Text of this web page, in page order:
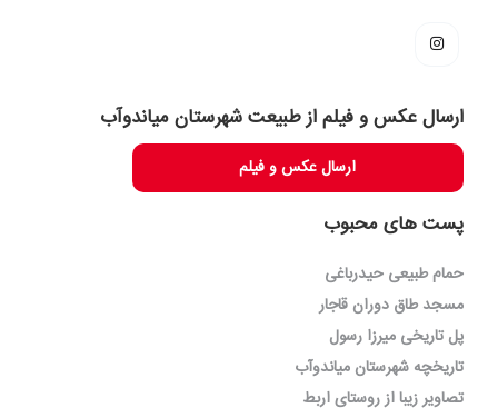
ارسال عکس و فیلم از طبیعت شهرستان میاندوآب
ارسال عکس و فیلم
پست های محبوب
حمام طبیعی حیدرباغی
مسجد طاق دوران قاجار
پل تاریخی میرزا رسول
تاریخچه شهرستان میاندوآب
تصاویر زیبا از روستای اربط